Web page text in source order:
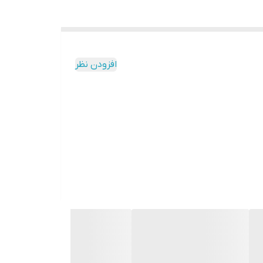
افزودن نظر